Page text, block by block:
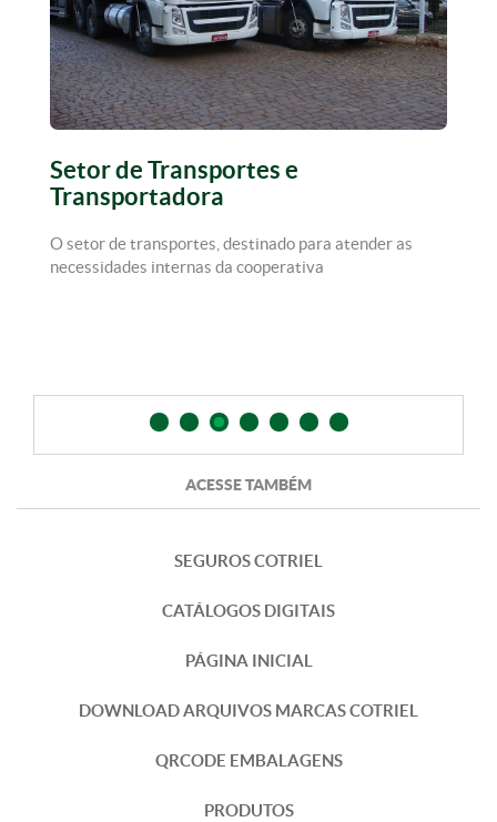
Setor de Transportes e
Transportadora
O setor de transportes, destinado para atender as
necessidades internas da cooperativa
ACESSE TAMBÉM
SEGUROS COTRIEL
CATÁLOGOS DIGITAIS
PÁGINA INICIAL
DOWNLOAD ARQUIVOS MARCAS COTRIEL
QRCODE EMBALAGENS
PRODUTOS